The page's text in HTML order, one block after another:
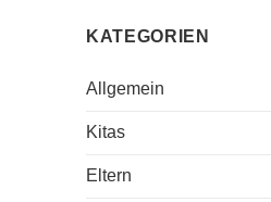
KATEGORIEN
Allgemein
Kitas
Eltern